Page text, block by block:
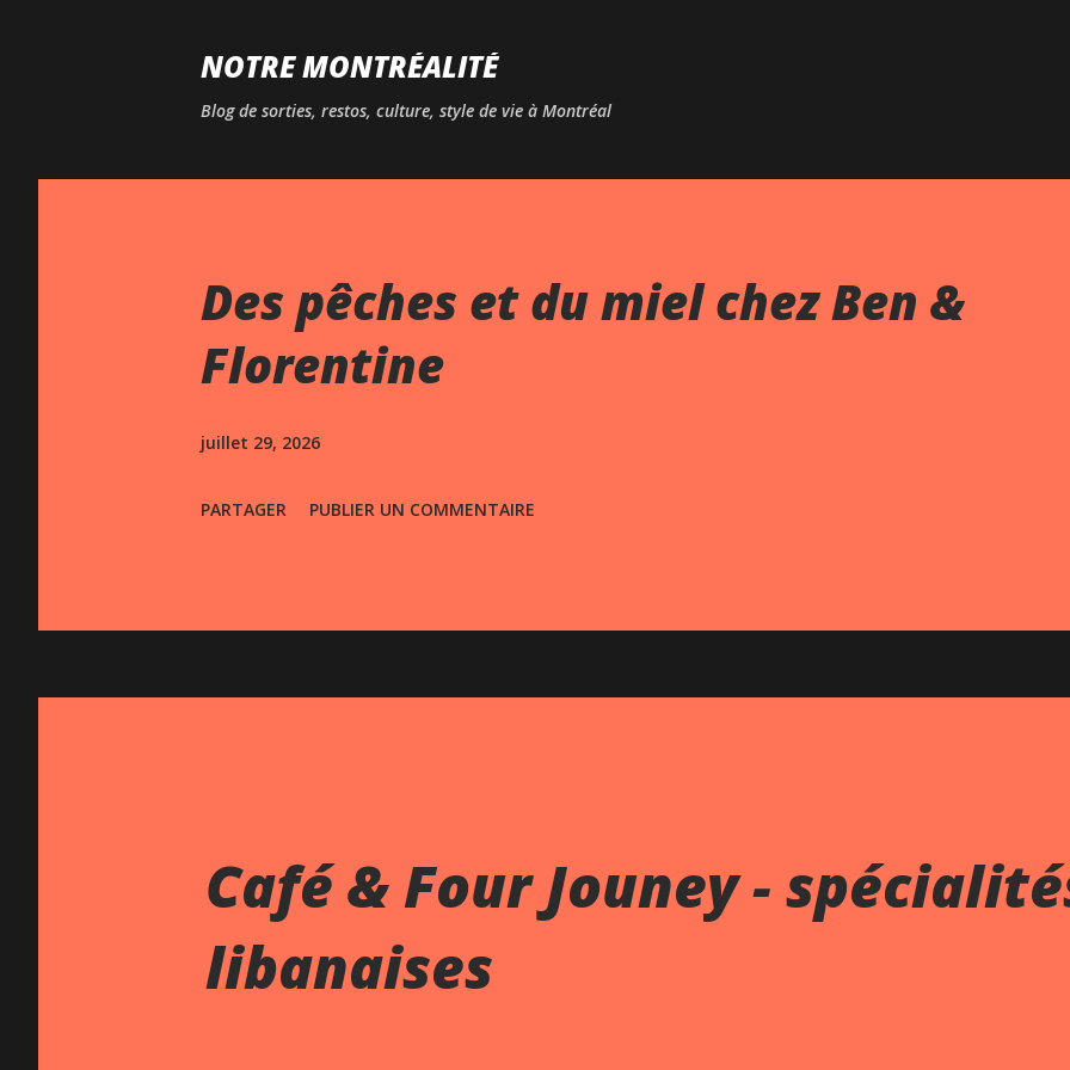
NOTRE MONTRÉALITÉ
Blog de sorties, restos, culture, style de vie à Montréal
Des pêches et du miel chez Ben &
Florentine
juillet 29, 2026
PARTAGER PUBLIER UN COMMENTAIRE
Café & Four Jouney -
libanaises